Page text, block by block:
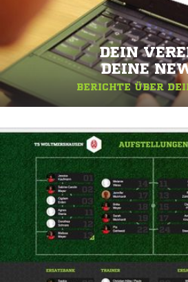
DEIN
DEINE
BERICHTE ÜBER